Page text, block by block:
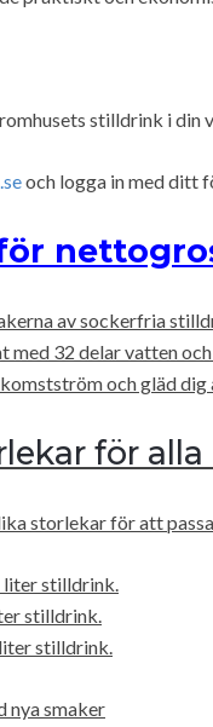
stilldrink i din
och logga in med ditt
av sockerfria
med 32 delar vatten
och gläd dig
för
storlekar för att
liter stilldrink.
stilldrink.
stilldrink.
nya smaker